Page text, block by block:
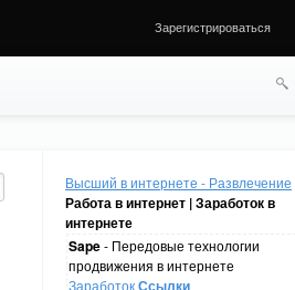
Зарегистрироваться
Высший в интернете - Развлечение
Работа в интернет | Заработок в
интернете
Sape- Передовые технологии
продвижения в интернете
ЗаработокСсылки